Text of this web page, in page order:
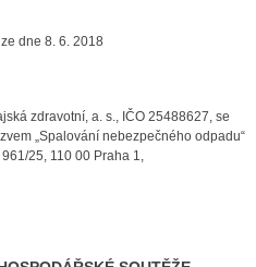
dne 8. 6. 2018
zdravotní, a. s., IČO 25488627, se
„Spalování nebezpečného odpadu“
25, 110 00 Praha 1,